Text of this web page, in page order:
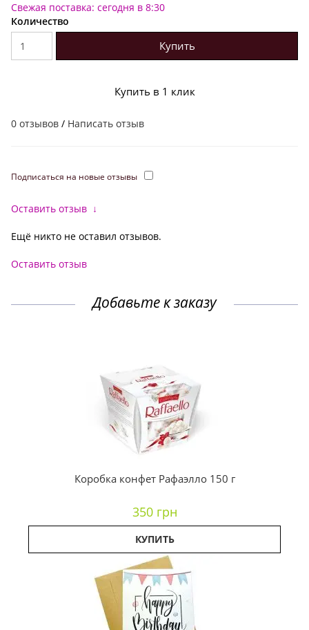
Свежая поставка: сегодня в 8:30
Количество
Купить
Купить в 1 клик
0 отзывов / Написать отзыв
Подписаться на новые отзывы
Оставить отзыв ↓
Ещё никто не оставил отзывов.
Оставить отзыв
Добавьте к заказу
Коробка конфет Рафаэлло 150 г
350 грн
КУПИТЬ